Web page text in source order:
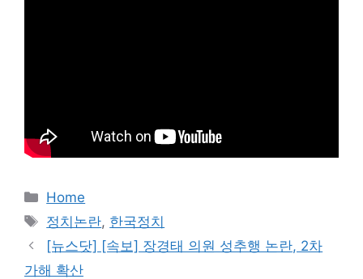
카
테
고
리
Home
태
그
정치논란, 한국정치
[뉴스닷] [속보] 장경태 의원 성추행 논란, 2차
가해 확산